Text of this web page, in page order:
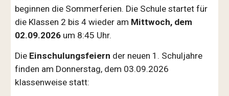
beginnen die Sommerferien. Die Schule startet für
die Klassen 2 bis 4 wieder am Mittwoch, dem
02.09.2026 um 8:45 Uhr.
Die Einschulungsfeiern der neuen 1. Schuljahre
finden am Donnerstag, dem 03.09.2026
klassenweise statt: